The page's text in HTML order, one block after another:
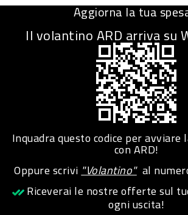
SANITARI
PERSONA
PETS
Aggiorna la tua
Il volantino ARD arriva su
Inquadra questo codice per avviare
con ARD!
Oppure scrivi"Volantino"al
Riceverai le nostre offerte sul
ogni uscita!